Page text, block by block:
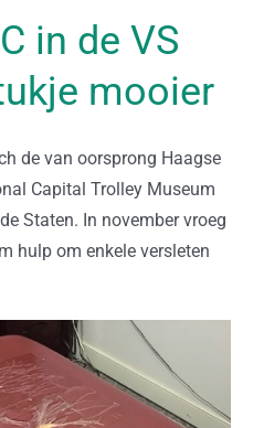
in de VS
mooier
de van oorsprong Haagse
Capital Trolley Museum
Staten. In november vroeg
hulp om enkele versleten